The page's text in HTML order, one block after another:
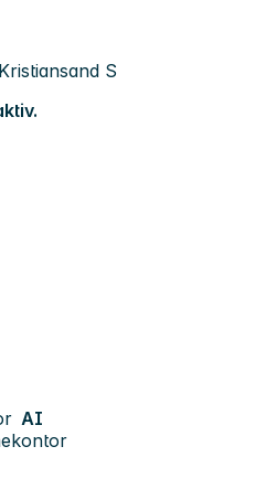
S
AI